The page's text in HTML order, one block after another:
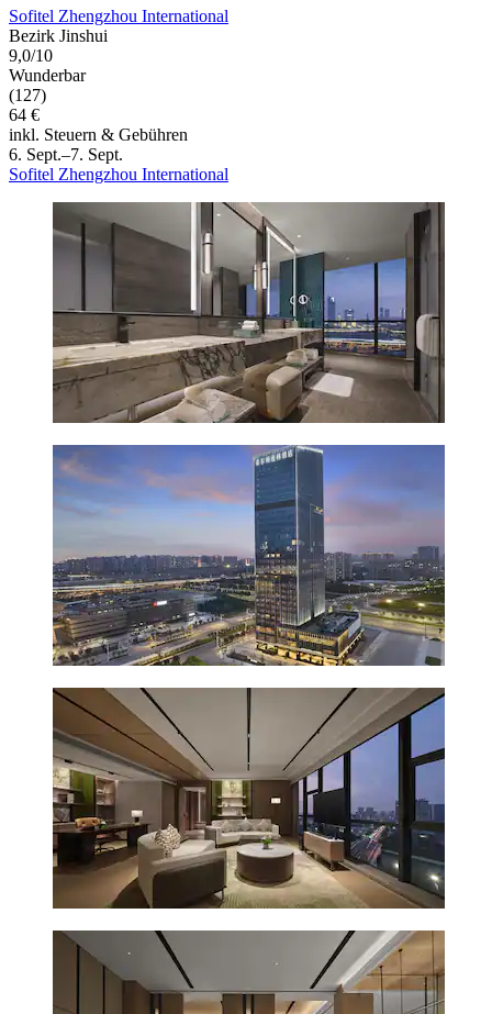
Sofitel Zhengzhou International
Bezirk Jinshui
9,0/10
Wunderbar
(127)
64 €
inkl. Steuern & Gebühren
6. Sept.–7. Sept.
Sofitel Zhengzhou International